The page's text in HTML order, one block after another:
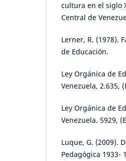
cultura en el siglo
Central de
Lerner, R. (1978).
de Educación.
Ley Orgánica de
Venezuela, 2.635,
Ley Orgánica de
Venezuela. 5929,
Luque, G. (2009).
Pedagógica 1933-